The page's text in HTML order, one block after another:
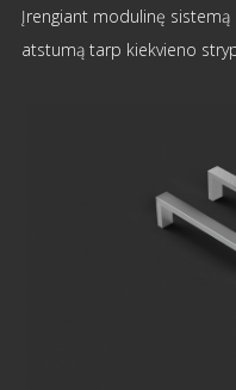
Įrengiant modulinę
atstumą tarp kiekvieno